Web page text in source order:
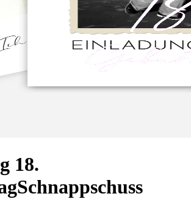
18.
Schnappschuss